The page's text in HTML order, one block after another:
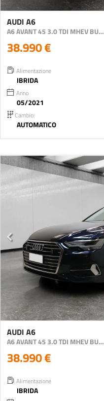
AUDI A6
A6 AVANT 45 3.0 TDI MHEV BUSINESS DESIGN QUATTRO S-TR
38.990 €
Alimentazione
IBRIDA
Anno
05/2021
Cambio:
AUTOMATICO
AUDI A6
A6 AVANT 45 3.0 TDI MHEV BUSINESS SPORT QUATTRO S-TRO
38.990 €
Alimentazione
IBRIDA